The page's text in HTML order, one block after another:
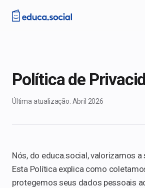
Planos
Histórias
Blog
Entrar
Política de
Última atualização: Abril 2026
Nós, do educa.social, valorizamos a
Esta Política explica como
protegemos seus dados pessoais